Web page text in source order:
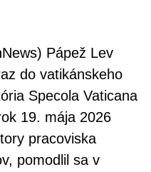
Pápež Lev
do vatikánskeho
Specola Vaticana
19. mája 2026
pracoviska
pomodlil sa v